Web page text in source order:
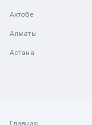
Актобе
Алматы
Астана
Главная